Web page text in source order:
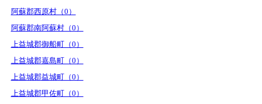
阿蘇郡西原村（0）
阿蘇郡南阿蘇村（0）
上益城郡御船町（0）
上益城郡嘉島町（0）
上益城郡益城町（0）
上益城郡甲佐町（0）